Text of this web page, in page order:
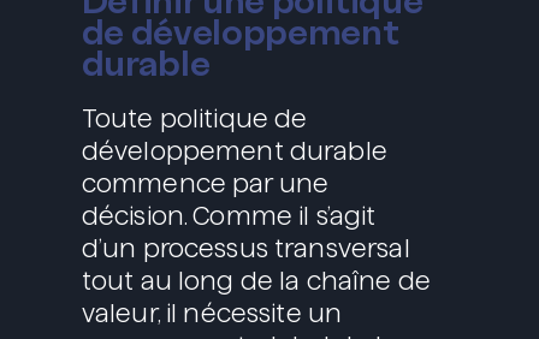
de développement
durable
Toute politique de
développement durable
commence par une
décision. Comme il s’agit
d’un processus transversal
tout au long de la chaîne de
valeur, il nécessite un